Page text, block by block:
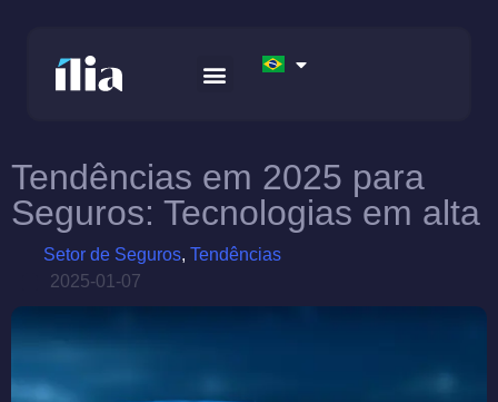
Tendências em 2025 para
Seguros: Tecnologias em alta
Setor de Seguros, Tendências
2025-01-07